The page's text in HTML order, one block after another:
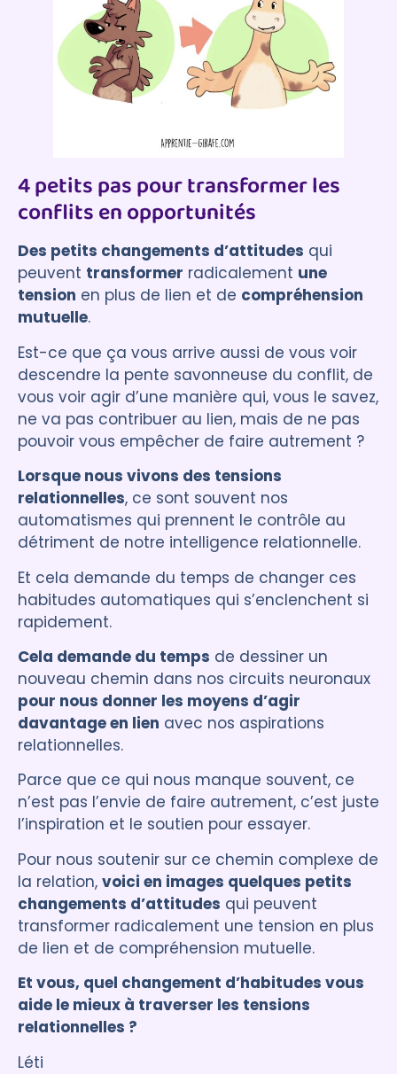
4 petits pas pour transformer les
conflits en opportunités
Des petits changements d’attitudes qui
peuvent transformer radicalement une
tension en plus de lien et de compréhension
mutuelle.
Est-ce que ça vous arrive aussi de vous voir
descendre la pente savonneuse du conflit, de
vous voir agir d’une manière qui, vous le savez,
ne va pas contribuer au lien, mais de ne pas
pouvoir vous empêcher de faire autrement ?
Lorsque nous vivons des tensions
relationnelles, ce sont souvent nos
automatismes qui prennent le contrôle au
détriment de notre intelligence relationnelle.
Et cela demande du temps de changer ces
habitudes automatiques qui s’enclenchent si
rapidement.
Cela demande du temps de dessiner un
nouveau chemin dans nos circuits neuronaux
pour nous donner les moyens d’agir
davantage en lien avec nos aspirations
relationnelles.
Parce que ce qui nous manque souvent, ce
n’est pas l’envie de faire autrement, c’est juste
l’inspiration et le soutien pour essayer.
Pour nous soutenir sur ce chemin complexe de
la relation, voici en images quelques petits
changements d’attitudes qui peuvent
transformer radicalement une tension en plus
de lien et de compréhension mutuelle.
Et vous, quel changement d’habitudes vous
aide le mieux à traverser les tensions
relationnelles ?
Léti